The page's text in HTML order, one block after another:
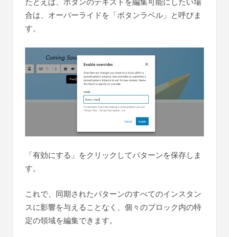
合は、オーバーライドを「ボタンラベル」と呼びま
す。
「有効にする」をクリックしてパターンを保存しま
す。
これで、同期されたパターンのすべてのインスタン
スに影響を与えることなく、個々のブロック内の特
定の領域を編集できます。